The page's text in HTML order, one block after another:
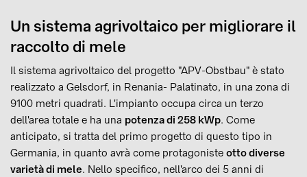
Un sistema agrivoltaico per migliorare il
raccolto di mele
Il sistema agrivoltaico del progetto "APV-Obstbau" è stato
realizzato a Gelsdorf, in Renania- Palatinato, in una zona di
9100 metri quadrati. L'impianto occupa circa un terzo
dell'area totale e ha una potenza di 258 kWp. Come
anticipato, si tratta del primo progetto di questo tipo in
Germania, in quanto avrà come protagoniste otto diverse
varietà di mele. Nello specifico, nell'arco dei 5 anni di